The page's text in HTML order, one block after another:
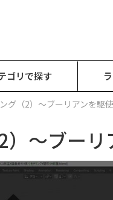
ゴリで探す
グ（2）～ブーリアンを駆
～ブー